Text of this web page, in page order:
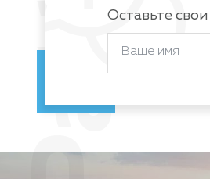
Оставьте
Ваше имя